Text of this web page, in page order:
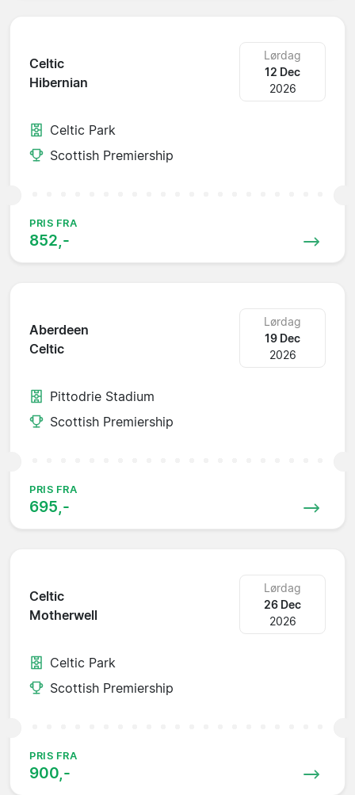
Celtic
Hibernian
Lørdag
12 Dec
2026
Celtic Park
Scottish Premiership
PRIS FRA
852,-
Aberdeen
Celtic
Lørdag
19 Dec
2026
Pittodrie Stadium
Scottish Premiership
PRIS FRA
695,-
Celtic
Motherwell
Lørdag
26 Dec
2026
Celtic Park
Scottish Premiership
PRIS FRA
900,-